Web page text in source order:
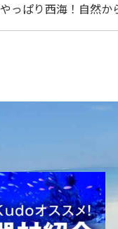
やっぱり西海！自然